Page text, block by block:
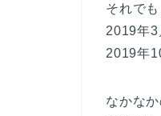
それでも
2019年3
2019年
なかな